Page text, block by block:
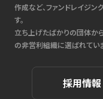
作成など、ファンドレイジ
す。
立ち上げたばかりの団体か
の非営利組織に選ばれていま
採用情報